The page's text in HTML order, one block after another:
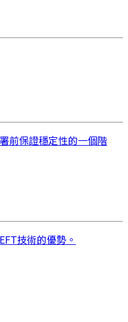
前保證穩定性的一個階
技術的優勢。